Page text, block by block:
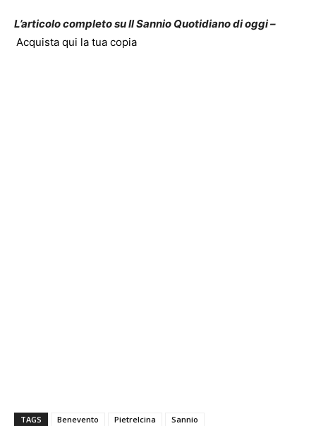
L’articolo completo su Il Sannio Quotidiano di oggi –
Acquista qui la tua copia
TAGS Benevento Pietrelcina Sannio